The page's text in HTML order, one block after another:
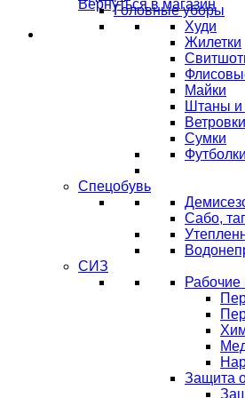
Вернуться в магазин
Головные уборы
Худи
Жилетки
Майки
Штаны
Ветровки
Сумки
Спецобувь
Сабо,
СИЗ
Рабочие
Защита